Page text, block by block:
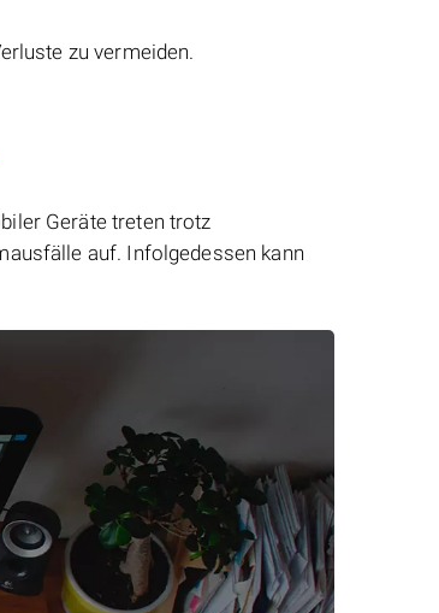
zu vermeiden.
Geräte treten trotz
auf. Infolgedessen kann